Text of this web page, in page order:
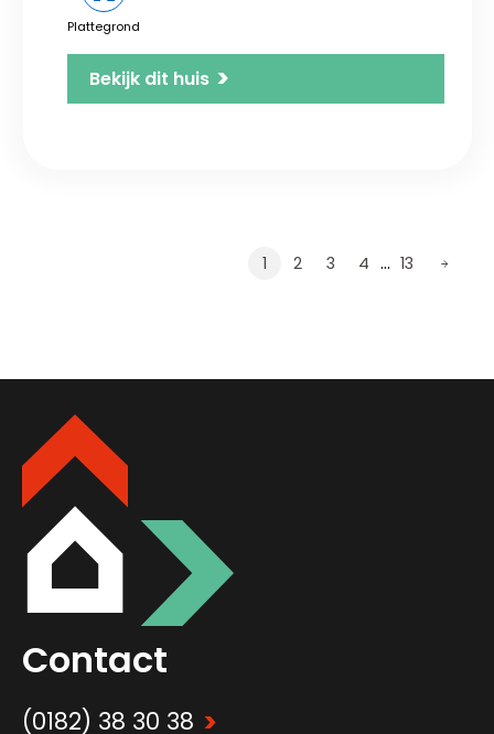
Plattegrond
Bekijk dit huis >
1 2 3 4 … 13
Contact
(0182) 38 30 38 >